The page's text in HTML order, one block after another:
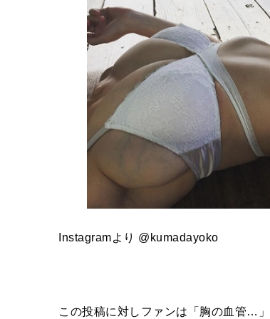
Instagramより @ kumadayoko
この投稿に対しファンは「 胸の血管…」